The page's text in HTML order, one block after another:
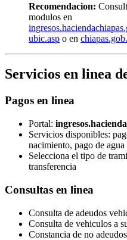
Recomendacion:
modulos en
ubic.asp o en
Servicios en linea
Pagos en linea
Portal:
Servicios disponibles:
nacimiento, pago de
Selecciona el tipo de
transferencia
Consultas en linea
Consulta de adeudos
Consulta de vehiculos a
Constancia de no